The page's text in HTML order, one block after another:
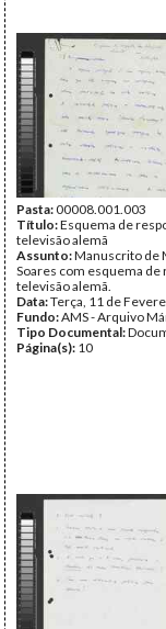
Pasta:00008.001.003
Título:Esquema de
televisão alemã
Assunto:Manuscrito de
Soares com esquema de
televisão alemã.
Data:Terça, 11 de
Fundo:AMS - Arquivo
Tipo Documental:
Página(s): 10